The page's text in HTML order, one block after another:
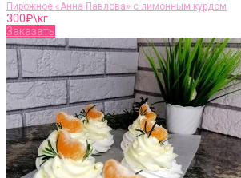
Пирожное «Анна Павлова» с лимонным курдом
300₽\кг
Заказать